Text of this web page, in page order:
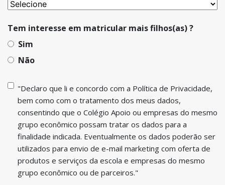
Tem interesse em matricular mais filhos(as) ?
Sim
Não
"Declaro que li e concordo com a Política de Privacidade,
bem como com o tratamento dos meus dados,
consentindo que o Colégio Apoio ou empresas do mesmo
grupo econômico possam tratar os dados para a
finalidade indicada. Eventualmente os dados poderão ser
utilizados para envio de e-mail marketing com oferta de
produtos e serviços da escola e empresas do mesmo
grupo econômico ou de parceiros."